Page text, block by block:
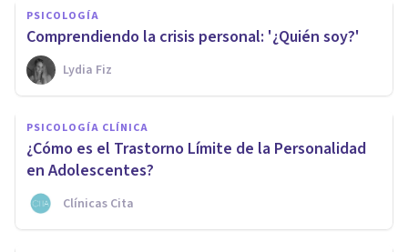
PSICOLOGÍA
Comprendiendo la crisis personal: '¿Quién soy?'
Lydia Fiz
PSICOLOGÍA CLÍNICA
¿Cómo es el Trastorno Límite de la Personalidad
en Adolescentes?
Clínicas Cita